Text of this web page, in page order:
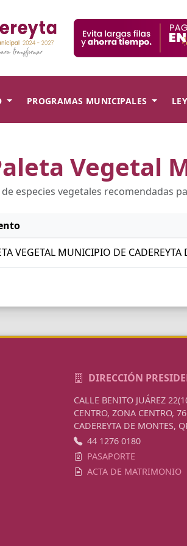
PROGRAMAS MUNICIPALES
Vegetal
especies vegetales recomendadas
VEGETAL MUNICIPIO DE
DIRECCIÓN
CALLE BENITO JUÁREZ
CENTRO, ZONA CENTRO,
CADEREYTA DE MONTES,
44 1276 0180
PASAPORTE
ACTA DE MATRIMONIO